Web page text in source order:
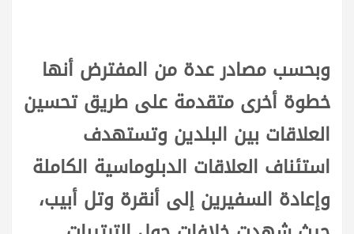
وبحسب مصادر عدة من المفترض أنها
خطوة أخرى متقدمة على طريق تحسين
العلاقات بين البلدين وتستهدف
استئناف العلاقات الدبلوماسية الكاملة
وإعادة السفيرين إلى أنقرة وتل أبيب،